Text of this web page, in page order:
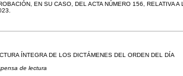
EN SU CASO, DEL ACTA NÚMERO 156, RELATIVA
ÍNTEGRA DE LOS DICTÁMENES DEL ORDEN DEL DÍA
de lectura